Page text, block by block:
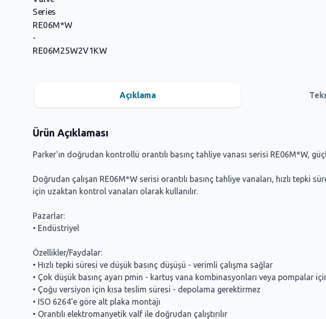
Açıklama
Ürün Açıklaması
Parker'ın doğrudan kontrollü orantılı basınç tahliye vanası serisi RE06M*W,
Doğrudan çalışan RE06M*W serisi orantılı basınç tahliye vanaları, hızlı tepki
için uzaktan kontrol vanaları olarak kullanılır.
Pazarlar:
• Endüstriyel
Özellikler/Faydalar:
• Hızlı tepki süresi ve düşük basınç düşüşü - verimli çalışma sağlar
• Çok düşük basınç ayarı pmin - kartuş vana kombinasyonları veya pompalar
• Çoğu versiyon için kısa teslim süresi - depolama gerektirmez
• ISO 6264'e göre alt plaka montajı
• Orantılı elektromanyetik valf ile doğrudan çalıştırılır